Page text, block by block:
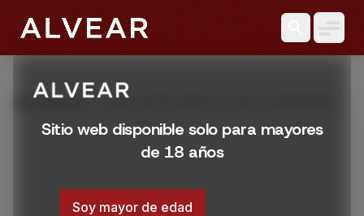
Sitio web disponible solo para mayores
de 18 años
Soy mayor de edad
Productos
VINO BOUZA PARCELA UNICA TEMPRANILLO